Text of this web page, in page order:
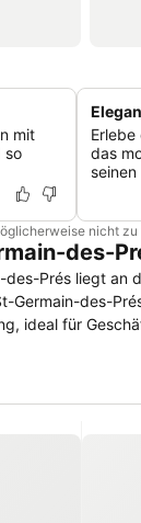
mit
so
das
nicht
des-
Prés liegt
Germain-des-
ideal für